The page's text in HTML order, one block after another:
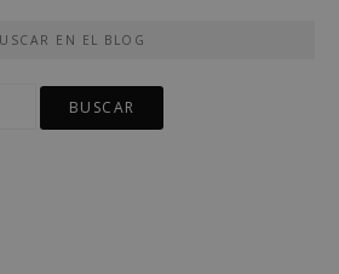
EN EL BLOG